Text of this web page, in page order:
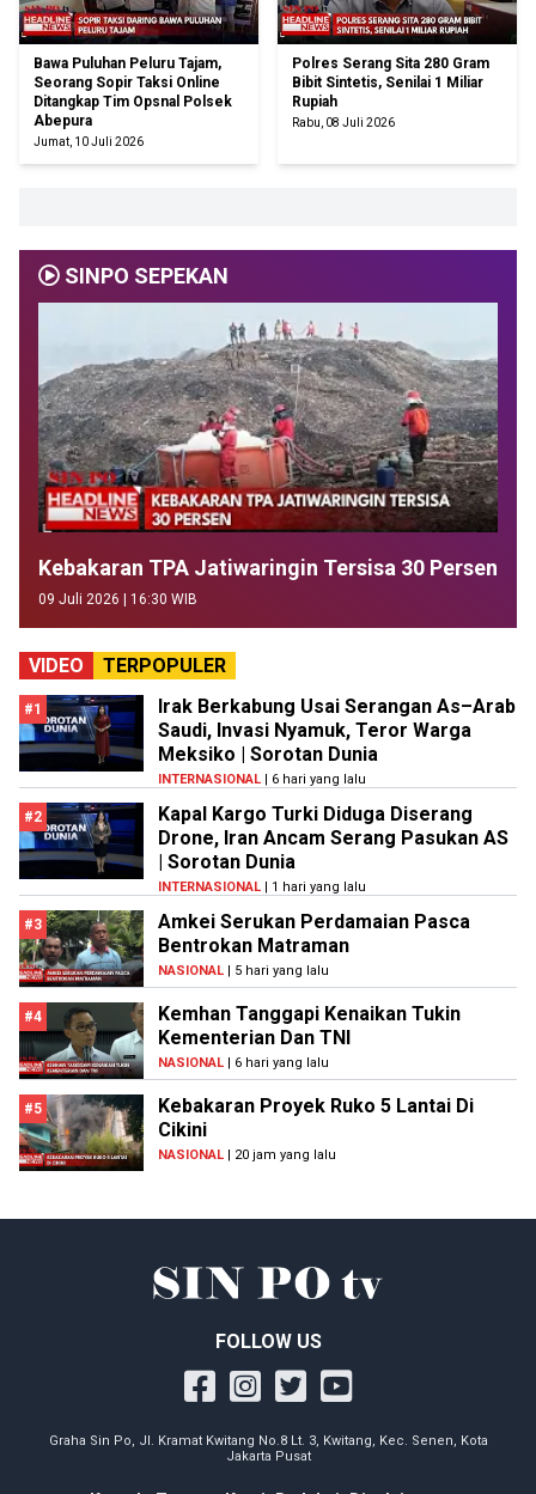
Bawa Puluhan Peluru Tajam,
Seorang Sopir Taksi Online
Ditangkap Tim Opsnal Polsek
Abepura
Jumat, 10 Juli 2026
Polres Serang Sita 280 Gram
Bibit Sintetis, Senilai 1 Miliar
Rupiah
Rabu, 08 Juli 2026
SINPO SEPEKAN
Kebakaran TPA Jatiwaringin Tersisa 30 Persen
09 Juli 2026 | 16:30 WIB
VIDEO TERPOPULER
#1
Irak Berkabung Usai Serangan As–Arab
Saudi, Invasi Nyamuk, Teror Warga
Meksiko | Sorotan Dunia
INTERNASIONAL | 6 hari yang lalu
#2
Kapal Kargo Turki Diduga Diserang
Drone, Iran Ancam Serang Pasukan AS
| Sorotan Dunia
INTERNASIONAL | 1 hari yang lalu
#3
Amkei Serukan Perdamaian Pasca
Bentrokan Matraman
NASIONAL | 5 hari yang lalu
#4
Kemhan Tanggapi Kenaikan Tukin
Kementerian Dan TNI
NASIONAL | 6 hari yang lalu
#5
Kebakaran Proyek Ruko 5 Lantai Di
Cikini
NASIONAL | 20 jam yang lalu
FOLLOW US
Graha Sin Po, Jl. Kramat Kwitang No.8 Lt. 3, Kwitang, Kec. Senen, Kota
Jakarta Pusat